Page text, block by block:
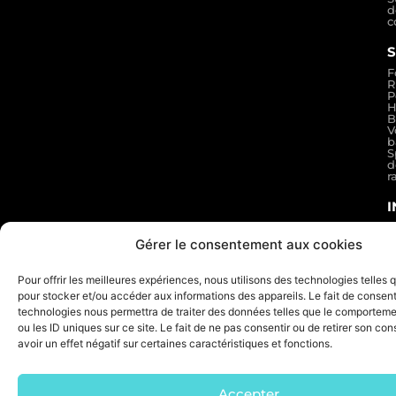
Gérer le consentement aux cookies
Pour offrir les meilleures expériences, nous utilisons des technologies telles
pour stocker et/ou accéder aux informations des appareils. Le fait de
technologies nous permettra de traiter des données telles que le
ou les ID uniques sur ce site. Le fait de ne pas consentir ou de retirer son
avoir un effet négatif sur certaines caractéristiques et fonctions.